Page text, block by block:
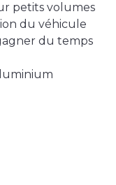
petits volumes
du véhicule
du temps